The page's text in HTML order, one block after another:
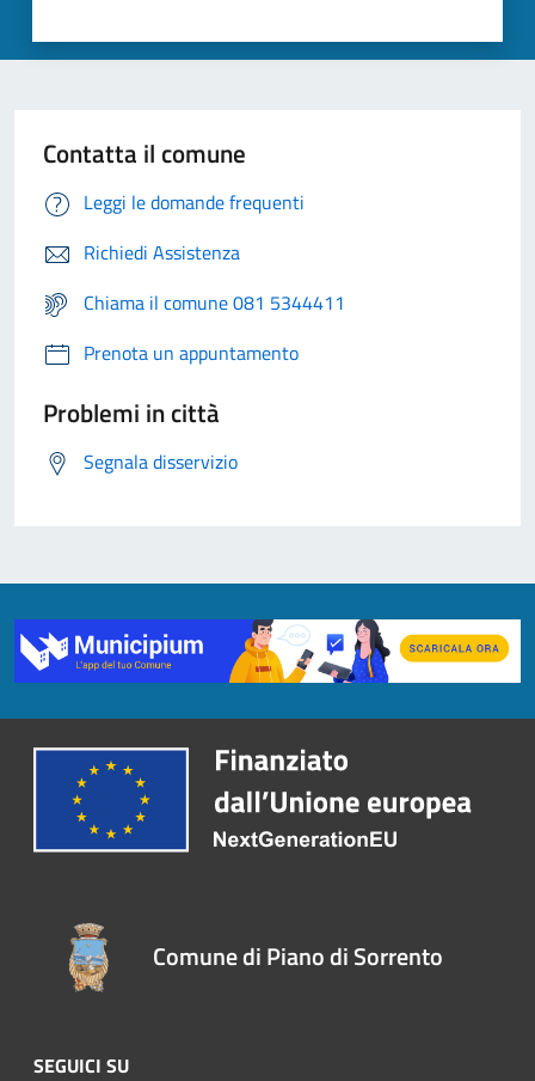
Contatta il comune
Leggi le domande frequenti
Richiedi Assistenza
Chiama il comune 081 5344411
Prenota un appuntamento
Problemi in città
Segnala disservizio
Comune di Piano di Sorrento
SEGUICI SU